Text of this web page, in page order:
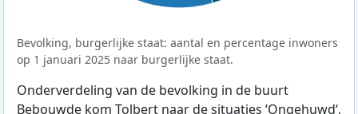
Bevolking, burgerlijke staat: aantal en percentage inwoners
op 1 januari 2025 naar burgerlijke staat.
Onderverdeling van de bevolking in de buurt
Bebouwde kom Tolbert naar de situaties ‘Ongehuwd‘,